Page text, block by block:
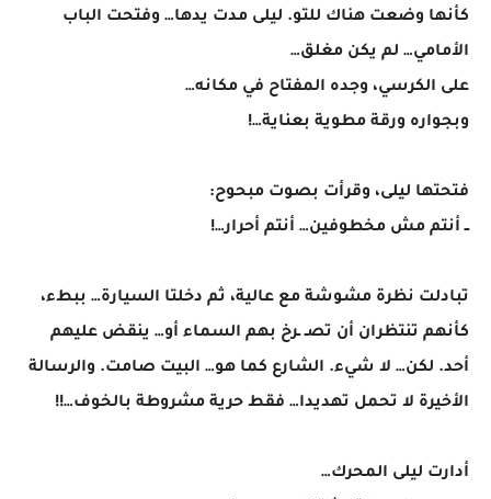
كأنها وضعت هناك للتو. ليلى مدت يدها… وفتحت الباب
الأمامي… لم يكن مغلق…
على الكرسي، وجده المفتاح في مكانه…
وبجواره ورقة مطوية بعناية…!
فتحتها ليلى، وقرأت بصوت مبحوح:
ــ أنتم مش مخطوفين… أنتم أحرار…!
تبادلت نظرة مشوشة مع عالية، ثم دخلتا السيارة… ببطء،
كأنهم تنتظران أن تصـ ـرخ بهم السماء أو… ينقض عليهم
أحد. لكن… لا شيء. الشارع كما هو… البيت صامت. والرسالة
الأخيرة لا تحمل تهديدا… فقط حرية مشروطة بالخوف…!!
أدارت ليلى المحرك…